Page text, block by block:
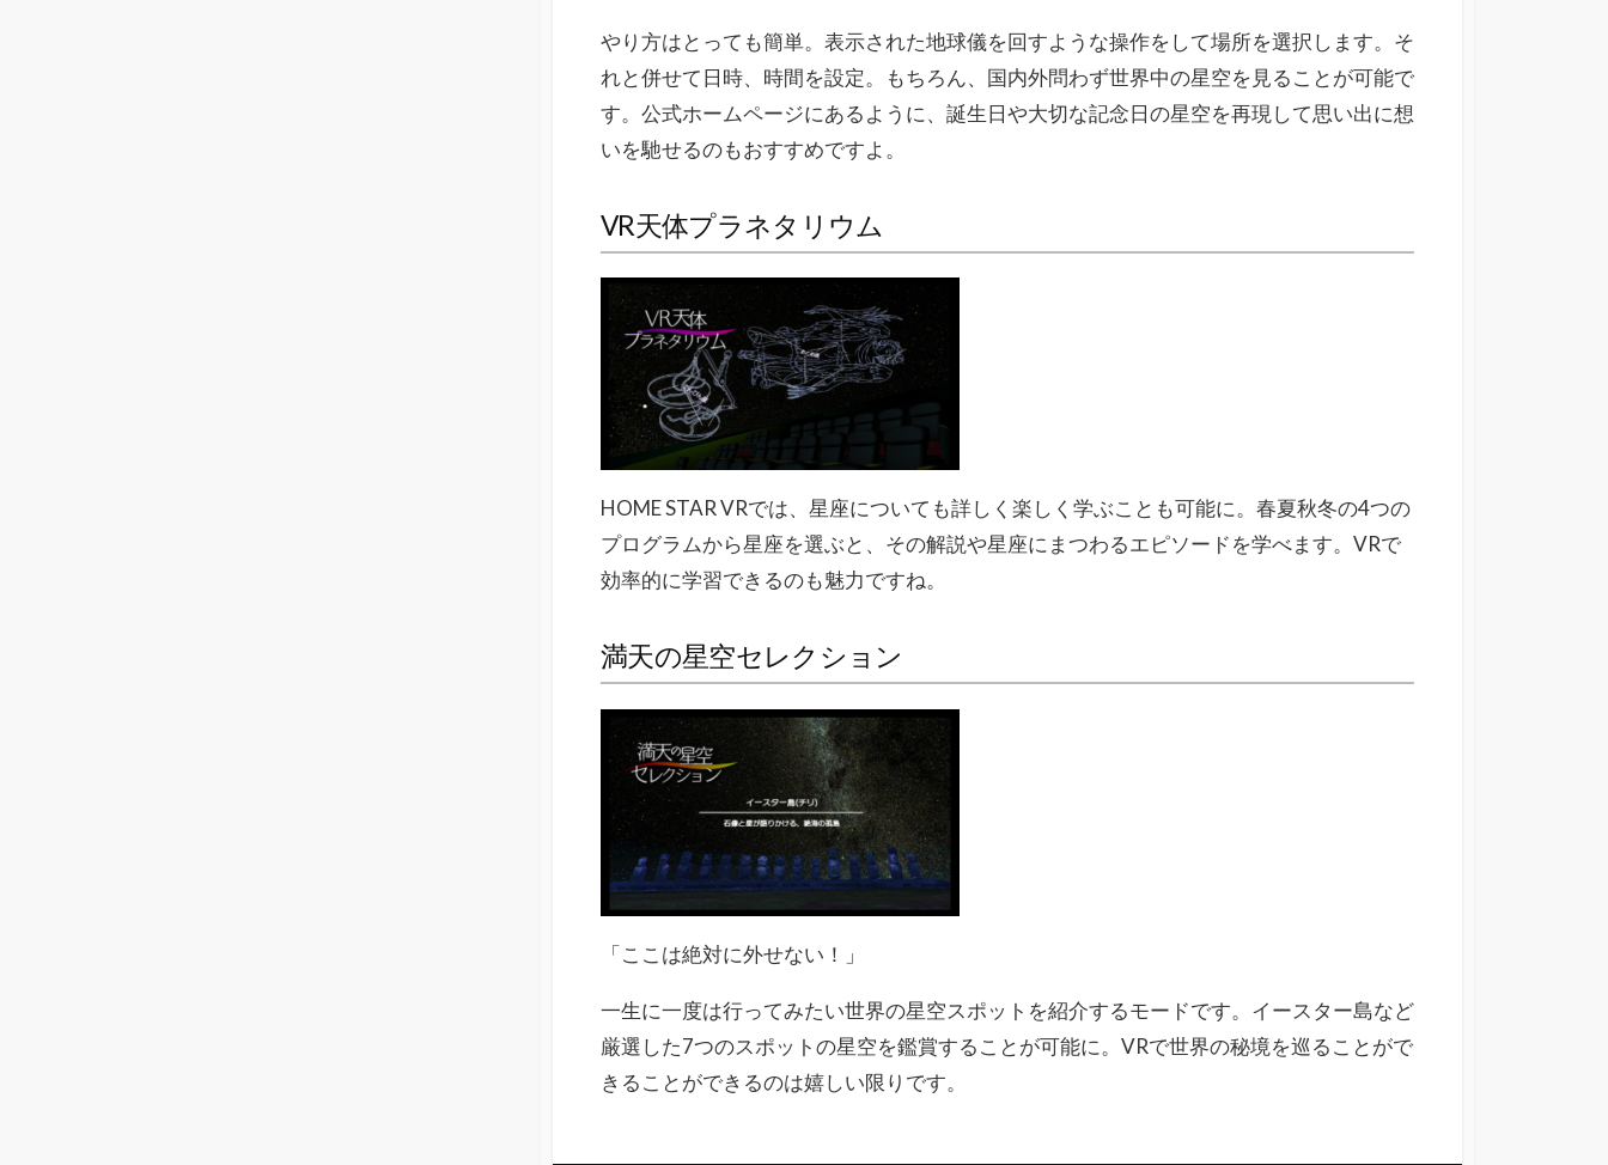
やり方はとっても簡単。表示された地球儀を回すような操作をして場所を選択します。そ
れと併せて日時、時間を設定。もちろん、国内外問わず世界中の星空を見ることが可能で
す。公式ホームページにあるように、誕生日や大切な記念日の星空を再現して思い出に想
いを馳せるのもおすすめですよ。
VR天体プラネタリウム
HOME STAR VRでは、星座についても詳しく楽しく学ぶことも可能に。 春夏秋冬の4つの
プログラムから星座を選ぶと、その解説や星座にまつわるエピソードを学べます。VRで
効率的に学習できるのも魅力ですね。
満天の星空セレクション
「ここは絶対に外せない！」
一生に一度は行ってみたい世界の星空スポットを紹介するモードです。イースター島など
厳選した7つのスポットの星空を鑑賞することが可能に。VRで世界の秘境を巡ることがで
きることができるのは嬉しい限りです。